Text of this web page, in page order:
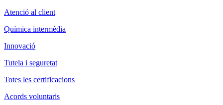
Atenció al client
Química intermèdia
Innovació
Tutela i seguretat
Totes les certificacions
Acords voluntaris